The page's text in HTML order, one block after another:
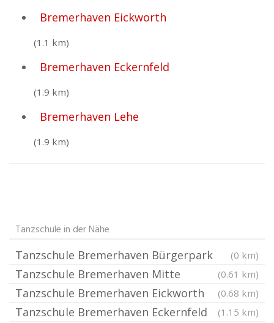
Bremerhaven Eickworth
(1.1 km)
Bremerhaven Eckernfeld
(1.9 km)
Bremerhaven Lehe
(1.9 km)
Tanzschule in der Nähe
Tanzschule Bremerhaven Bürgerpark (0 km)
Tanzschule Bremerhaven Mitte (0.61 km)
Tanzschule Bremerhaven Eickworth (0.68 km)
Tanzschule Bremerhaven Eckernfeld (1.15 km)